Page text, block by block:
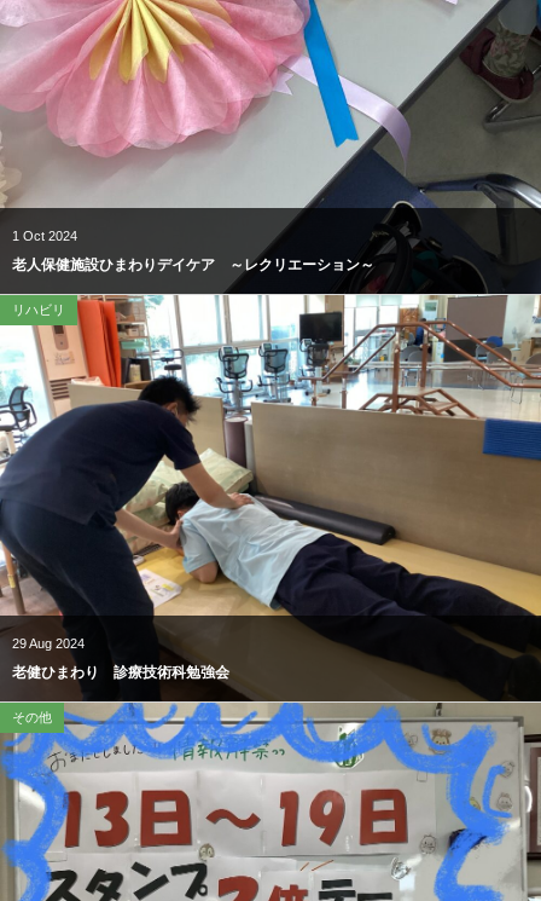
1 Oct 2024
老人保健施設ひまわりデイケア ～レクリエーション～
リハビリ
29Aug 2024
老健ひまわり 診療技術科勉強会
その他